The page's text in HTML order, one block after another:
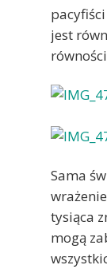
jest
Sama
tysiąca
mogą